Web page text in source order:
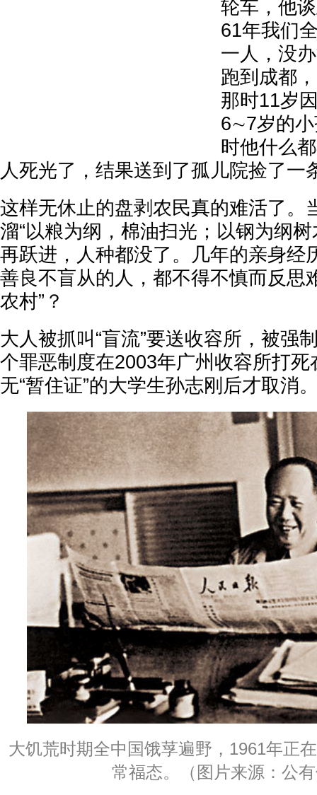
轮车，他
61年我们
一人，没
跑到成都
那时11岁
6∼7岁的
时他什么
人死光了，结果送到了孤儿院捡了一
这样无休止的盘剥农民真的难活了。
溜“以粮为纲，棉油扫光；以钢为纲
再跃进，人种都没了。几年的亲身经
善良不盲从的人，都不得不慎而反思
农村”？
大人被抓叫“盲流”要送收容所，被强
个罪恶制度在2003年广州收容所打
无“暂住证”的大学生孙志刚后才取消
大饥荒时期全中国饿莩遍野，1961年正
常福态。（图片来源：公